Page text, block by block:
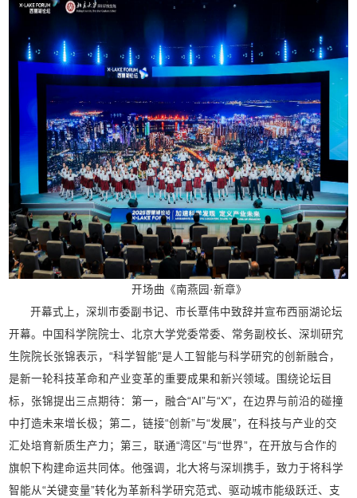
开场曲《南燕园·新章》
开幕式上，深圳市委副书记、市长覃伟中致辞并宣布西丽湖论坛
开幕。中国科学院院士、北京大学党委常委、常务副校长、深圳研究
生院院长张锦表示，“科学智能”是人工智能与科学研究的创新融合，
是新一轮科技革命和产业变革的重要成果和新兴领域。围绕论坛目
标，张锦提出三点期待：第一，融合“AI”与“X”，在边界与前沿的碰撞
中打造未来增长极；第二，链接“创新”与“发展”，在科技与产业的交
汇处培育新质生产力；第三，联通“湾区”与“世界”，在开放与合作的
旗帜下构建命运共同体。他强调，北大将与深圳携手，致力于将科学
智能从“关键变量”转化为革新科学研究范式、驱动城市能级跃迁、支